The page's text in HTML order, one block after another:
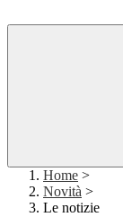
Home >
Novità >
Le notizie